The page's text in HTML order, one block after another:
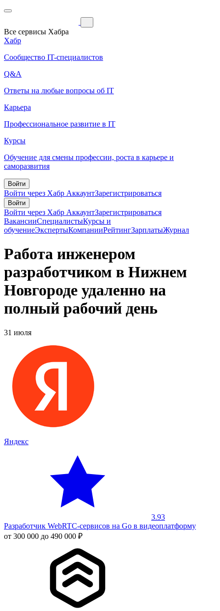
Все сервисы Хабра
Хабр
Сообщество IT-специалистов
Q&A
Ответы на любые вопросы об IT
Карьера
Профессиональное развитие в IT
Курсы
Обучение для смены профессии, роста в карьере и
саморазвития
Войти
Войти через Хабр АккаунтЗарегистрироваться
Войти
Войти через Хабр АккаунтЗарегистрироваться
ВакансииСпециалистыКурсы и
обучениеЭкспертыКомпанииРейтингЗарплатыЖурнал
Работа инженером
разработчиком в Нижнем
Новгороде удаленно на
полный рабочий день
31 июля
Яндекс
3.93
Разработчик WebRTC-сервисов на Go в видеоплатформу
от 300 000 до 490 000 ₽